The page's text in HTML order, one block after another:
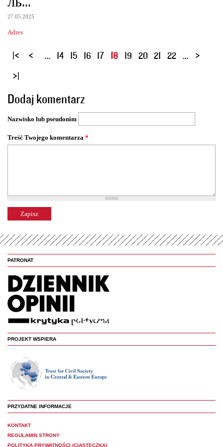
27.05.2025
Adres
S
o
n
y
… 14 15 16 17 18 19 20 21 22 …
Dodaj komentarz
Nazwisko lub pseudonim
Treść Twojego komentarza *
PATRONAT
PROJEKT WSPIERA
PRZYDATNE INFORMACJE
KONTAKT
REGULAMIN STRONY
POLITYKA PRYWATNOŚCI (CIASTECZKA)